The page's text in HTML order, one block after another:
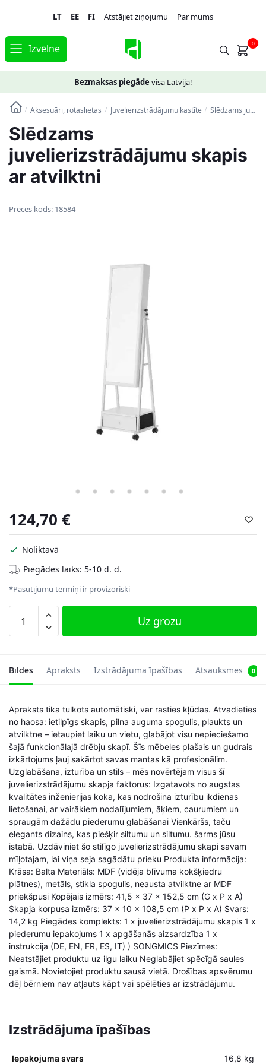
navigation
content
LT EE FI Atstājiet ziņojumu Par mums
Izvēlne 0
Bezmaksas piegāde visā Latvijā!
/ Aksesuāri, rotaslietas / Juvelierizstrādājumu kastīte / Slēdzams juvelierizstrādājumu skapis ar atvilktni
Slēdzams
juvelierizstrādājumu skapis
ar atvilktni
Preces kods: 18584
124,70 €
Noliktavā
Piegādes laiks: 5-10 d. d.
*Pasūtījumu termiņi ir provizoriski
Slēdzams
juvelierizstrādājumu
atvilktni
daudzums
Uz grozu
Bildes Apraksts Izstrādājuma īpašības Atsauksmes 0
Apraksts tika tulkots automātiski, var rasties kļūdas. Atvadieties
no haosa: ietilpīgs skapis, pilna auguma spogulis, plaukts un
atvilktne – ietaupiet laiku un vietu, glabājot visu nepieciešamo
šajā funkcionālajā drēbju skapī. Šīs mēbeles plašais un gudrais
izkārtojums ļauj sakārtot savas mantas kā profesionālim.
Uzglabāšana, izturība un stils – mēs novērtējam visus šī
juvelierizstrādājumu skapja faktorus: Izgatavots no augstas
kvalitātes inženierijas koka, kas nodrošina izturību ikdienas
lietošanai, ar vairākiem nodalījumiem, āķiem, caurumiem un
spraugām dažādu piederumu glabāšanai Vienkāršs, taču
elegants dizains, kas piešķir siltumu un siltumu. šarms jūsu
istabā. Uzdāviniet šo stilīgo juvelierizstrādājumu skapi savam
mīļotajam, lai viņa seja sagādātu prieku Produkta informācija:
Krāsa: Balta Materiāls: MDF (vidēja blīvuma kokšķiedru
plātnes), metāls, stikla spogulis, neausta atvilktne ar MDF
priekšpusi Kopējais izmērs: 41,5 x 37 x 152,5 cm (G x P x A)
Skapja korpusa izmērs: 37 x 10 x 108,5 cm (P x P x A) Svars:
14,2 kg Piegādes komplekts: 1 x juvelierizstrādājumu skapis 1 x
piederumu iepakojums 1 x apgāšanās aizsardzība 1 x
instrukcija (DE, EN, FR, ES, IT) ) SONGMICS Piezīmes:
Neatstājiet produktu uz ilgu laiku Neglabājiet spēcīgā saules
gaismā. Novietojiet produktu sausā vietā. Drošības apsvērumu
dēļ bērniem nav atļauts kāpt vai spēlēties ar izstrādājumu.
Izstrādājuma īpašības
Iepakojuma svars 16,8 kg